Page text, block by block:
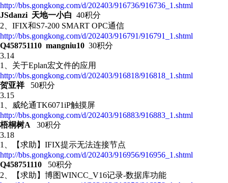
http://bbs.gongkong.com/d/202403/916736/916736_1.shtml
JSdanzi 天地一小白 40积分
2、 IFIX和S7-200 SMART OPC通信
http://bbs.gongkong.com/d/202403/916791/916791_1.shtml
Q458751110 mangniu10 30积分
3.14
1、关于Eplan宏文件的应用
http://bbs.gongkong.com/d/202403/916818/916818_1.shtml
贺亚祥50积分
3.15
1、威纶通TK6071iP触摸屏
http://bbs.gongkong.com/d/202403/916883/916883_1.shtml
梧桐树A
30积分
3.18
1、
【求助】IFIX提示无法连接节点
http://bbs.gongkong.com/d/202403/916956/916956_1.shtml
Q458751110 50积分
2、【求助】博图WINCC_V16记录-数据库功能